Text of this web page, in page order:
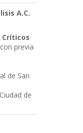
A.C.
previa
de San
de